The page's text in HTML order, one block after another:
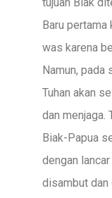
Baru
was karena
Namun, pada
Tuhan akan
dan menjaga.
Biak-Papua
dengan
disambut dan